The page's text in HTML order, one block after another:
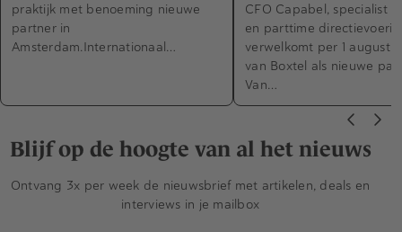
praktijk met benoeming nieuwe
partner in
Amsterdam.Internationaal…
CFO Capabel, specialist
en parttime
verwelkomt per 1
van Boxtel als nieuwe
Van…
Blijf op de hoogte van al het nieuws
Ontvang 3x per week de nieuwsbrief met artikelen, deals en
interviews in je mailbox